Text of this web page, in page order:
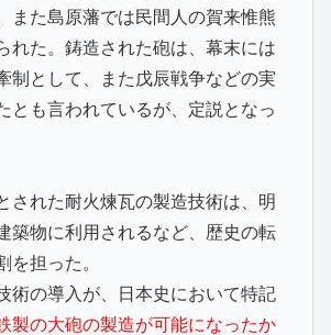
また島原藩では民間人の賀来惟熊
れた。鋳造された砲は、幕末には
制として、また戊辰戦争などの実
とも言われているが、定説となっ
された耐火煉瓦の製造技術は、明
築物に利用されるなど、歴史の転
を担った。
術の導入が、日本史において特記
製の大砲の製造が可能になったか